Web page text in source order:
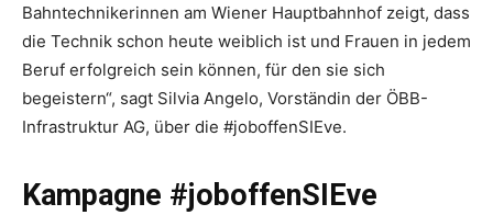
Bahntechnikerinnen am Wiener Hauptbahnhof zeigt, dass
die Technik schon heute weiblich ist und Frauen in jedem
Beruf erfolgreich sein können, für den sie sich
begeistern“, sagt Silvia Angelo, Vorständin der ÖBB-
Infrastruktur AG, über die #joboffenSIEve.
Kampagne #joboffenSIEve